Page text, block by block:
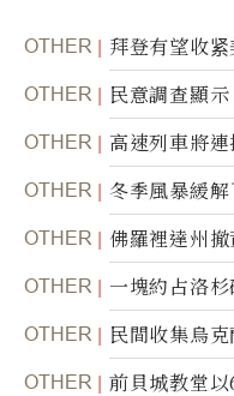
OTHER 拜登有望收
OTHER 民意調查顯
OTHER 高速列車將
OTHER 冬季風暴緩
OTHER
佛羅裡達州撤資超過
被質疑
OTHER 一塊約占洛
OTHER 民間收集烏
OTHER 前貝城教堂